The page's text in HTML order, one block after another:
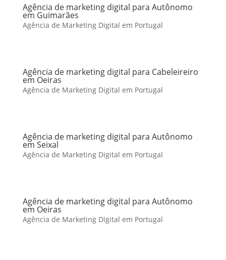
Agência de marketing digital para Autônomo
em Guimarães
Agência de Marketing Digital em Portugal
Agência de marketing digital para Cabeleireiro
em Oeiras
Agência de Marketing Digital em Portugal
Agência de marketing digital para Autônomo
em Seixal
Agência de Marketing Digital em Portugal
Agência de marketing digital para Autônomo
em Oeiras
Agência de Marketing Digital em Portugal